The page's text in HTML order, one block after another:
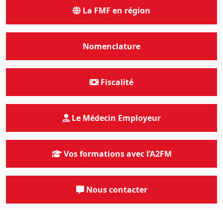
La FMF en région
Nomenclature
Fiscalité
Le Médecin Employeur
Vos formations avec l’A2FM
Nous contacter